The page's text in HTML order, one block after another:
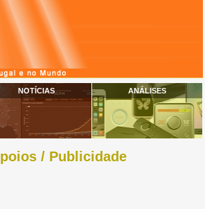
NOTÍCIAS ANÁLISES
/ Publicidade